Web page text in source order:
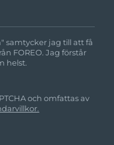
samtycker jag till att få
FOREO. Jag förstår
helst.
och omfattas av